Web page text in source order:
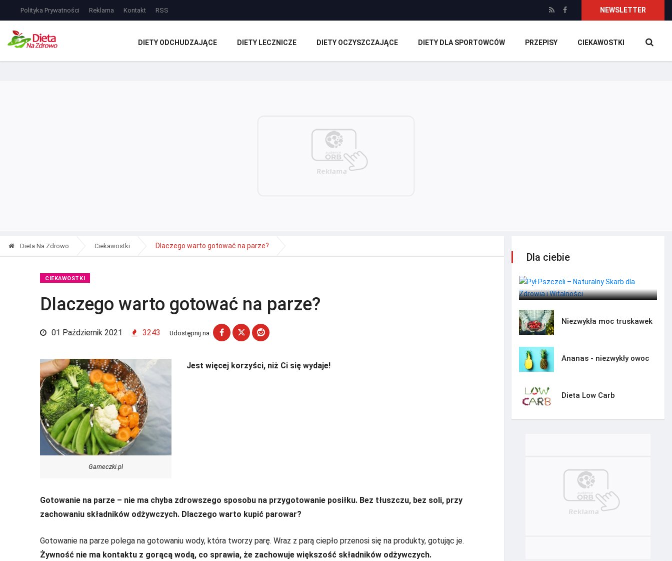
Polityka Prywatności Reklama Kontakt RSS NEWSLETTER
DIETY ODCHUDZAJĄCE DIETY LECZNICZE DIETY OCZYSZCZAJĄCE DIETY DLA SPORTOWCÓW PRZEPISY CIEKAWOSTKI
Dieta Na Zdrowo Ciekawostki Dlaczego warto gotować na parze?
CIEKAWOSTKI
Dlaczego warto gotować na parze?
01 Październik 2021 3243 Udostępnij na:
Garneczki.pl
Jest więcej korzyści, niż Ci się wydaje!
Gotowanie na parze – nie ma chyba zdrowszego sposobu na przygotowanie posiłku. Bez tłuszczu, bez soli, przy
zachowaniu składników odżywczych. Dlaczego warto kupić parowar?
Gotowanie na parze polega na gotowaniu wody, która tworzy parę. Wraz z parą ciepło przenosi się na produkty, gotując je.
Żywność nie ma kontaktu z gorącą wodą, co sprawia, że zachowuje większość składników odżywczych.
Dla ciebie
Niezwykła moc truskawek
Ananas - niezwykły owoc
Dieta Low Carb